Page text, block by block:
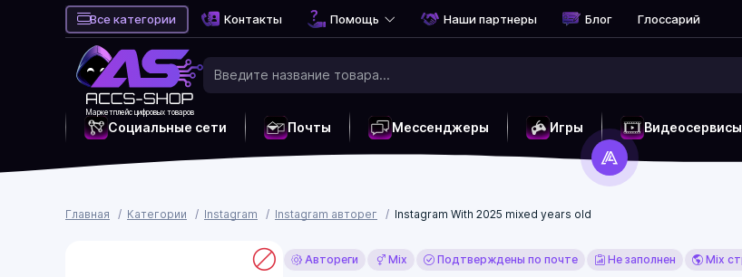
Все категории Контакты Помощь Наши партнеры Блог Глоссарий
Маркетплейс цифровых товаров
Социальные сети Почты Мессенджеры Игры
Главная Категории Instagram Instagram авторег Instagram With 2025 mixed years old
Автореги Mix Подтверждены по почте Не заполнен Mix